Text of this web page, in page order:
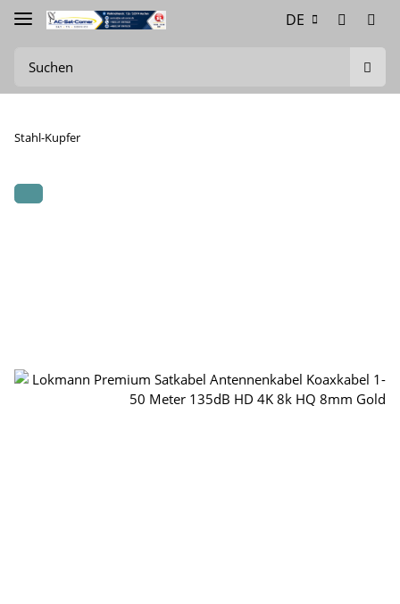
DE
Stahl-Kupfer